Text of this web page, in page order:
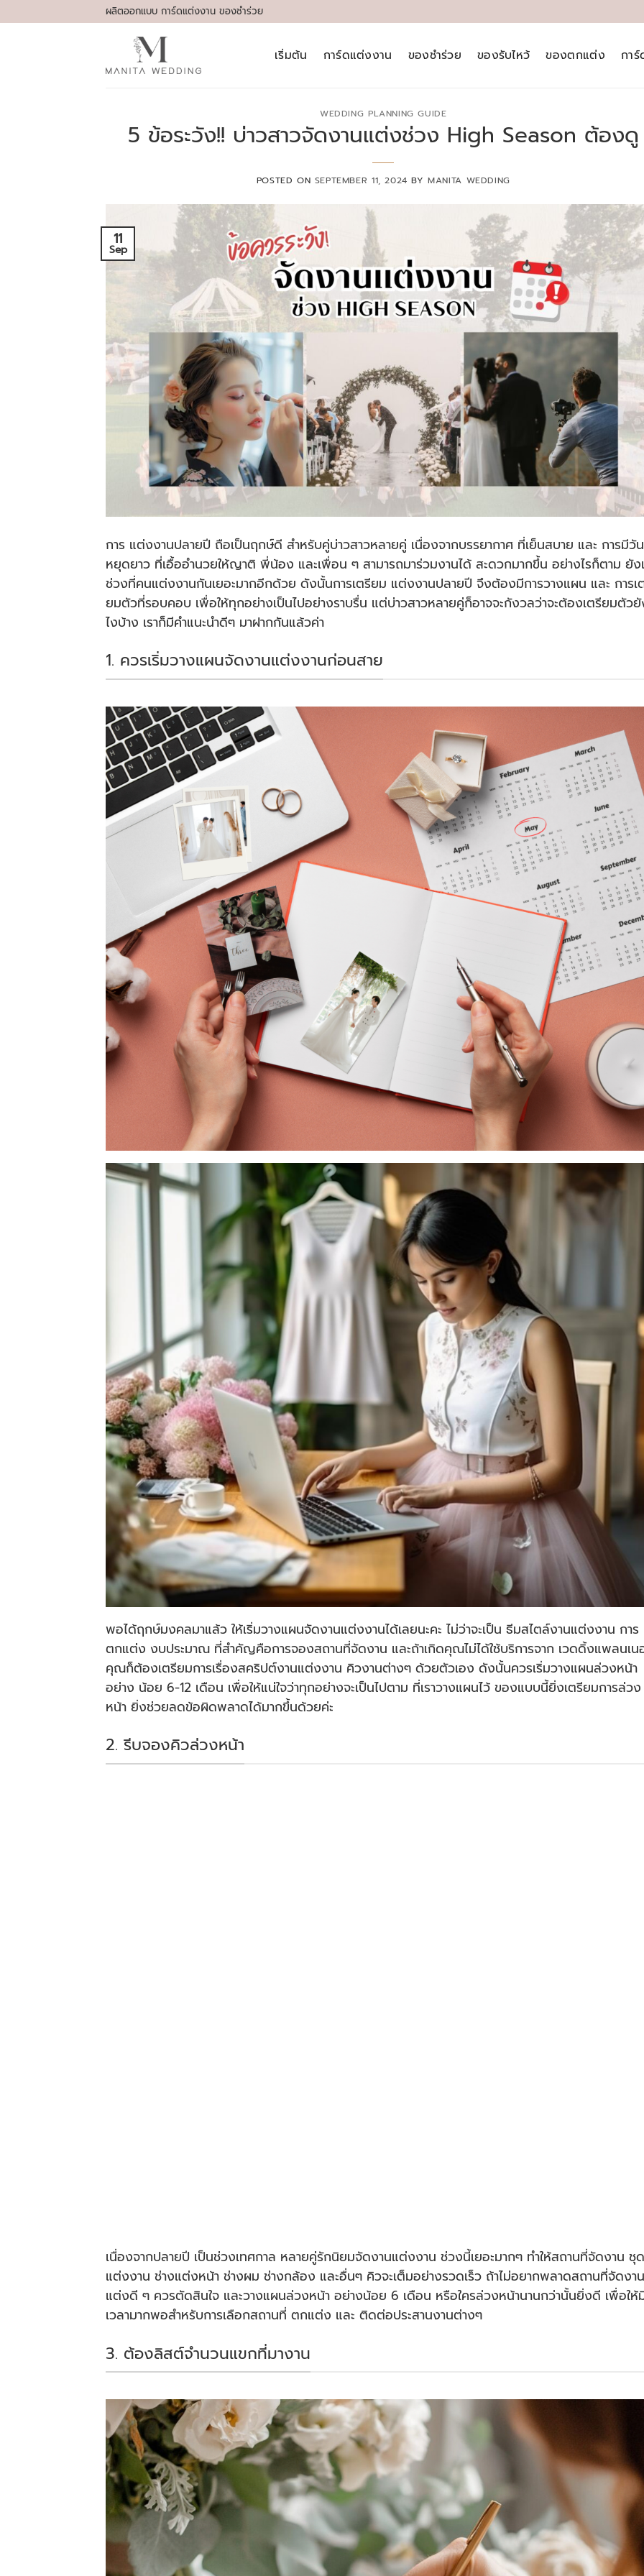
to
ผลิตออกแบบ การ์ดแต่งงาน ของชำร่วย
เริ่มต้น การ์ดแต่งงาน ของชำร่วย ของรับไหว้ ของตกแต่ง กา
WEDDING PLANNING GUIDE
5 ข้อระวัง!! บ่าวสาวจัดงานแต่งช่วง High Season ต้องดู
POSTED ON SEPTEMBER 11, 2024 BYMANITA WEDDING
11
Sep
การ แต่งงานปลายปี ถือเป็นฤกษ์ดี สำหรับคู่บ่าวสาวหลายคู่ เนื่องจากบรรยากาศ ที่เย็นสบาย และ การมีวัน
หยุดยาว ที่เอื้ออำนวยให้ญาติ พี่น้อง และเพื่อน ๆ สามารถมาร่วมงานได้ สะดวกมากขึ้น อย่างไรก็ตาม ยัง
ช่วงที่คนแต่งงานกันเยอะมากอีกด้วย ดังนั้นการเตรียม แต่งงานปลายปี จึงต้องมีการวางแผน และ การเ
ยมตัวที่รอบคอบ เพื่อให้ทุกอย่างเป็นไปอย่างราบรื่น แต่บ่าวสาวหลายคู่ก็อาจจะกังวลว่าจะต้องเตรียมตัว
ไงบ้าง เราก็มีคำแนะนำดีๆ มาฝากกันแล้วค่า
1. ควรเริ่มวางแผนจัดงานแต่งงานก่อนสาย
พอได้ฤกษ์มงคลมาแล้ว ให้เริ่มวางแผนจัดงานแต่งงานได้เลยนะคะ ไม่ว่าจะเป็น ธีมสไตล์งานแต่งงาน การ
ตกแต่ง งบประมาณ ที่สำคัญคือการจองสถานที่จัดงาน และถ้าเกิดคุณไม่ได้ใช้บริการจาก เวดดิ้งแพลนเน
คุณก็ต้องเตรียมการเรื่องสคริปต์งานแต่งงาน คิวงานต่างๆ ด้วยตัวเอง ดังนั้นควรเริ่มวางแผนล่วงหน้า
อย่าง น้อย 6-12 เดือน เพื่อให้แน่ใจว่าทุกอย่างจะเป็นไปตาม ที่เราวางแผนไว้ ของแบบนี้ยิ่งเตรียมการล่วง
หน้า ยิ่งช่วยลดข้อผิดพลาดได้มากขึ้นด้วยค่ะ
2. รีบจองคิวล่วงหน้า
เนื่องจากปลายปี เป็นช่วงเทศกาล หลายคู่รักนิยมจัดงานแต่งงาน ช่วงนี้เยอะมากๆ ทำให้สถานที่จัดงาน ชุด
แต่งงาน ช่างแต่งหน้า ช่างผม ช่างกล้อง และอื่นๆ คิวจะเต็มอย่างรวดเร็ว ถ้าไม่อยากพลาดสถานที่จัดงาน
แต่งดี ๆ ควรตัดสินใจ และวางแผนล่วงหน้า อย่างน้อย 6 เดือน หรือใครล่วงหน้านานกว่านั้นยิ่งดี เพื่อให้
เวลามากพอสำหรับการเลือกสถานที่ ตกแต่ง และ ติดต่อประสานงานต่างๆ
3. ต้องลิสต์จำนวนแขกที่มางาน